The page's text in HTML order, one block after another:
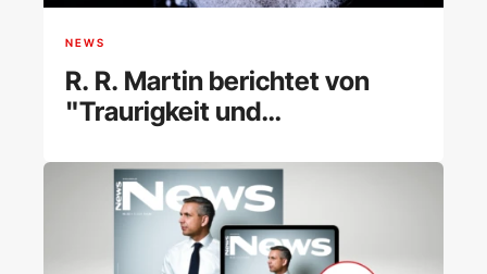
NEWS
R. R. Martin berichtet von
"Traurigkeit und